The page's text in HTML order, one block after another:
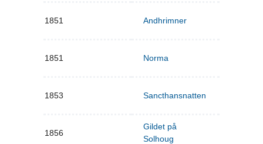
1851 Andhrimner
1851 Norma
1853 Sancthansnatten
1856
Gildet på
Solhoug